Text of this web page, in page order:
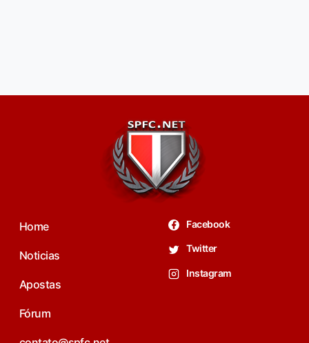
Home
Noticias
Apostas
Fórum
Facebook
Twitter
Instagram